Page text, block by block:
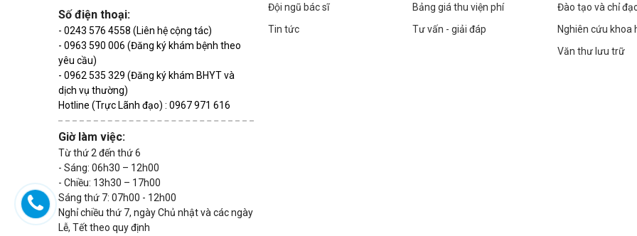
Số điện thoại:
- 0243 576 4558 (Liên hệ cộng tác)
- 0963 590 006 (Đăng ký khám bệnh theo
yêu cầu)
- 0962 535 329 (Đăng ký khám BHYT và
dịch vụ thường)
Hotline (Trực Lãnh đạo) : 0967 971 616
Giờ làm việc:
Từ thứ 2 đến thứ 6
- Sáng: 06h30 – 12h00
- Chiều: 13h30 – 17h00
Sáng thứ 7: 07h00 - 12h00
Nghỉ chiều thứ 7, ngày Chủ nhật và các ngày
Lễ, Tết theo quy định
Đội ngũ bác sĩ
Tin tức
Bảng giá thu viện phí
Tư vấn - giải đáp
Đào tạo và chỉ
Nghiên cứu khoa
Văn thư lưu trữ